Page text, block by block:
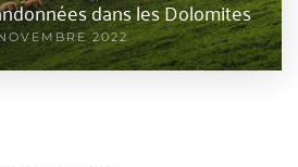
dans les Dolomites
2022